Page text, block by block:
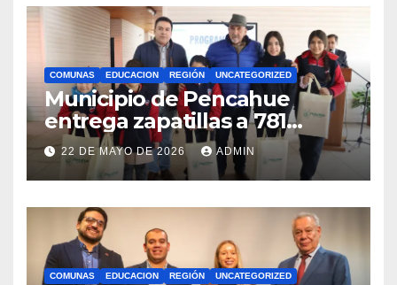
COMUNAS EDUCACION REGIÓN UNCATEGORIZED
Municipio de Pencahue
entrega zapatillas a 781
estudiantes con recursos del
Royalty Minero
22 DE MAYO DE 2026 ADMIN
COMUNAS EDUCACION REGIÓN UNCATEGORIZED